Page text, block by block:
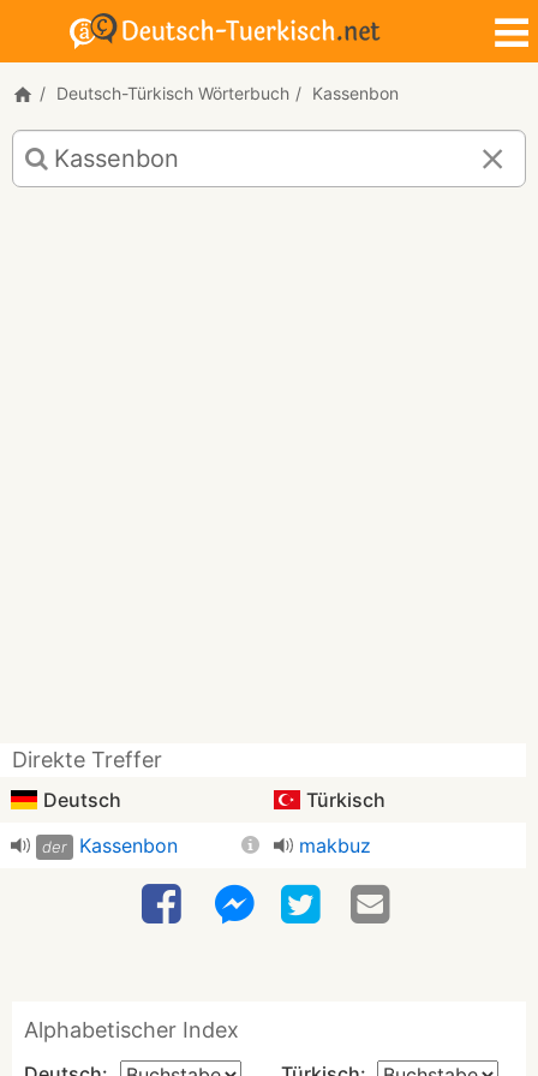
Deutsch-Türkisch Wörterbuch Kassenbon
Deutsch-
Türkisch
Übersetzung
Direkte Treffer
Deutsch Türkisch
der Kassenbon makbuz
Alphabetischer Index